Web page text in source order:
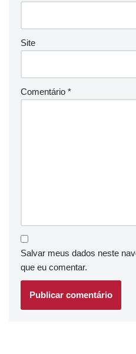
Site
Comentário *
Salvar meus dados neste
que eu comentar.